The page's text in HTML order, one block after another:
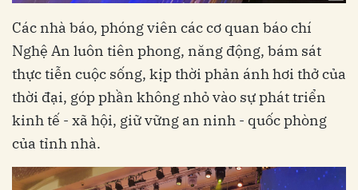
Các nhà báo, phóng viên các cơ quan báo chí
Nghệ An luôn tiên phong, năng động, bám sát
thực tiễn cuộc sống, kịp thời phản ánh hơi thở của
thời đại, góp phần không nhỏ vào sự phát triển
kinh tế - xã hội, giữ vững an ninh - quốc phòng
của tỉnh nhà.